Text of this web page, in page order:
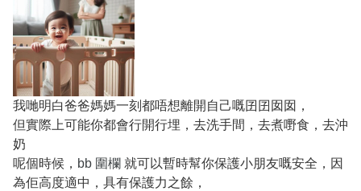
我哋明白爸爸媽媽一刻都唔想離開自己嘅囝囝囡囡，
但實際上可能你都會行開行埋，去洗手間，去煮嘢食，去沖
奶
呢個時候， bb 圍欄 就可以暫時幫你保護小朋友嘅安全，因
為佢高度適中，具有保護力之餘，